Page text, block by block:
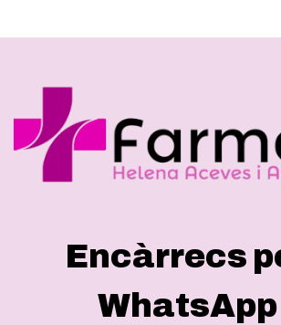
Encàrrecs
WhatsApp